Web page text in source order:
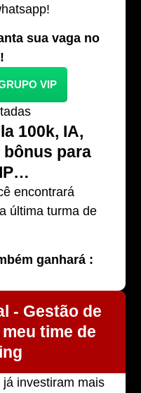
sua vaga no
VIP
100k, IA,
bônus para
encontrará
última turma de
ganhará :
- Gestão de
time de
investiram mais